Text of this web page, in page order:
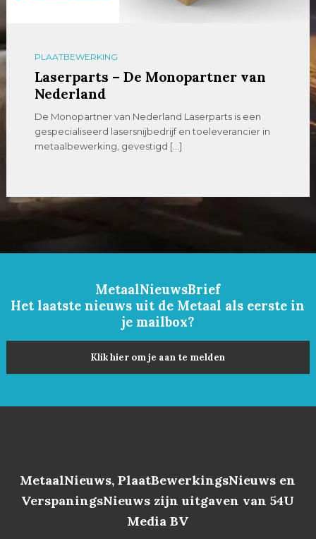
PLAATBEWERKING
Laserparts – De Monopartner van
Nederland
De Monopartner van Nederland Laserparts is een
gespecialiseerd lasersnijbedrijf en toeleverancier in
metaalbewerking, gevestigd […]
MetaalNieuwsBrief
Het laatste nieuws uit de Metaal als eerste in
je mailbox?
Klik hier om je aan te melden
MetaalNieuws, PlaatBewerkingsNieuws en
VerspaningsNieuws zijn uitgaven van 54U
Media BV